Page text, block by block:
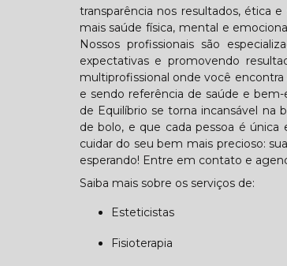
transparência nos resultados, ética
mais saúde física, mental e
Nossos profissionais são
expectativas e promovendo
multiprofissional onde você
e sendo referência de saúde e
de Equilíbrio se torna incansável na
de bolo, e que cada pessoa é
cuidar do seu bem mais precioso:
esperando! Entre em contato e
Saiba mais sobre os serviços de:
Esteticistas
Fisioterapia